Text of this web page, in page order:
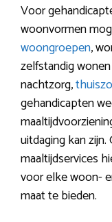
Voor
woonvormen
woongroepen,
zelfstandig
nachtzorg,
gehandicapten
uitdaging kan
maaltijdservices
voor elke woon-
maat te bieden.